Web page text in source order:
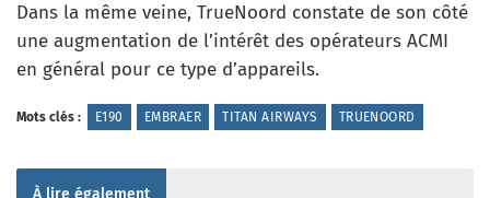
Dans la même veine, TrueNoord constate de son côté
une augmentation de l’intérêt des opérateurs ACMI
en général pour ce type d’appareils.
Mots clés : E190 EMBRAER TITAN AIRWAYS TRUENOORD
À lire également